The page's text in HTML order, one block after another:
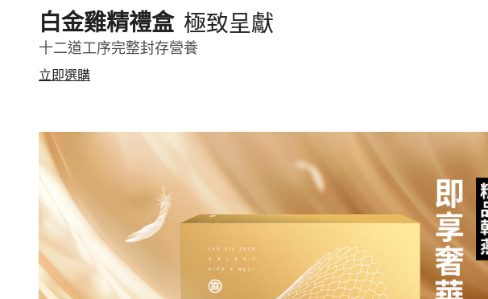
白金雞精禮盒 極致呈獻
十二道工序完整封存營養
立即選購